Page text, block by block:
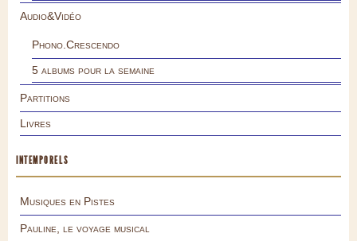
Audio&Vidéo
Phono.Crescendo
5 albums pour la semaine
Partitions
Livres
INTEMPORELS
Musiques en Pistes
Pauline, le voyage musical